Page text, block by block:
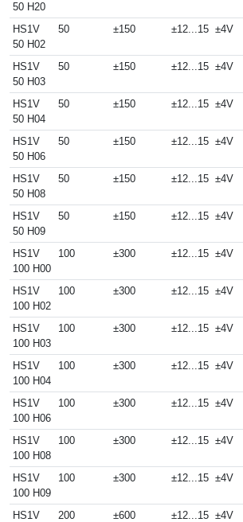
50 H20
HS1V
50 H02
50 ±150 ±12...15 ±4V
HS1V
50 H03
50 ±150 ±12...15 ±4V
HS1V
50 H04
50 ±150 ±12...15 ±4V
HS1V
50 H06
50 ±150 ±12...15 ±4V
HS1V
50 H08
50 ±150 ±12...15 ±4V
HS1V
50 H09
50 ±150 ±12...15 ±4V
HS1V
100 H00
100 ±300 ±12...15 ±4V
HS1V
100 H02
100 ±300 ±12...15 ±4V
HS1V
100 H03
100 ±300 ±12...15 ±4V
HS1V
100 H04
100 ±300 ±12...15 ±4V
HS1V
100 H06
100 ±300 ±12...15 ±4V
HS1V
100 H08
100 ±300 ±12...15 ±4V
HS1V
100 H09
100 ±300 ±12...15 ±4V
HS1V
200 ±600 ±12...15 ±4V